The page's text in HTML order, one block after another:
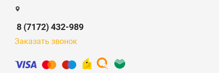
8 (7172) 432-989
Заказать звонок